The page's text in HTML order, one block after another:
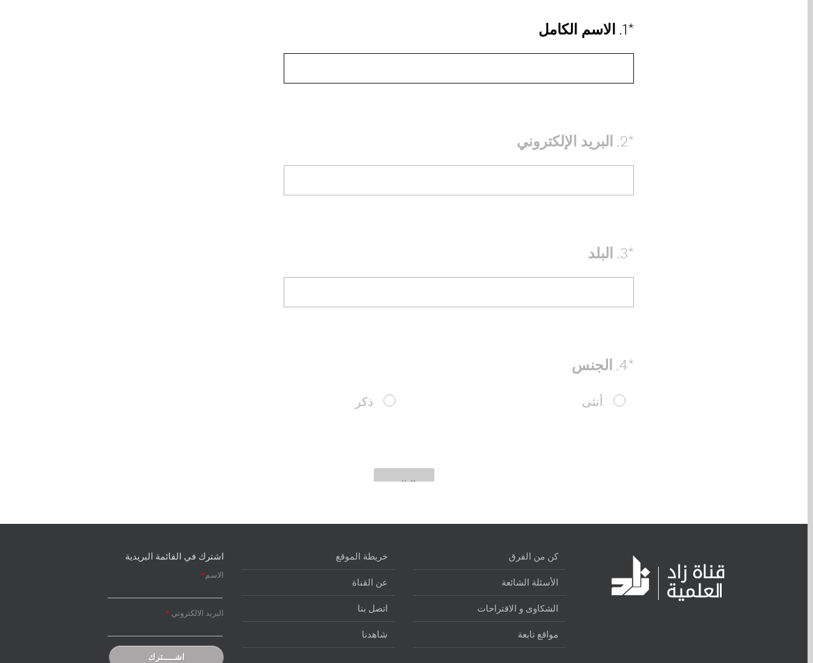
كن من الفرق
الأسئلة الشائعة
الشكاوى و الاقتراحات
مواقع تابعة
خريطة الموقع
عن القناة
اتصل بنا
شاهدنا
اشترك في القائمة البريدية
الاسم*
البريد الالكتروني *